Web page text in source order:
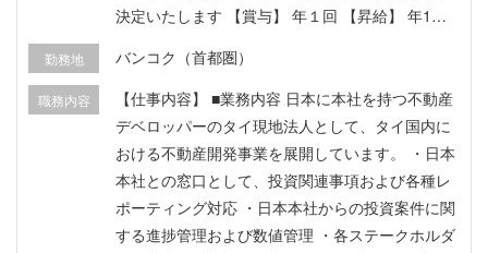
決定いたします 【賞与】 年１回 【昇給】 年1回
給 ・その他福利厚生あり
勤務地 バンコク（首都圏）
職務内容
【仕事内容】 ■業務内容 日本に本社を持つ不動産
デベロッパーのタイ現地法人として、タイ国内に
おける不動産開発事業を展開しています。 ・日本
本社との窓口として、投資関連事項および各種レ
ポーティング対応 ・日本本社からの投資案件に関
する進捗管理および数値管理 ・各ステークホルダ